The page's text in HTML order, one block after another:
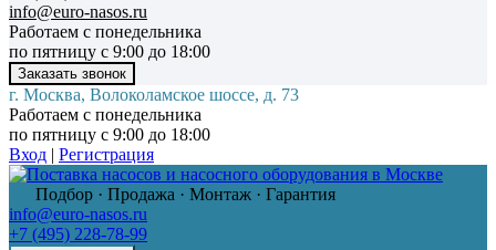
info@euro-nasos.ru
Работаем с понедельника
по пятницу с 9:00 до 18:00
г. Москва, Волоколамское шоссе, д. 73
Работаем с понедельника
по пятницу с 9:00 до 18:00
Вход | Регистрация
Подбор · Продажа · Монтаж · Гарантия
info@euro-nasos.ru
+7 (495) 228-78-99